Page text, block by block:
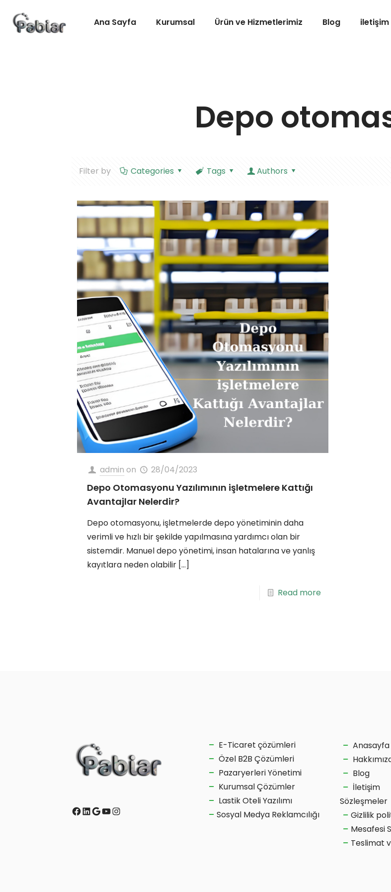
Ana Sayfa Kurumsal Ürün ve Hizmetlerimiz Blog iletişim
Depo
Filter by Categories Tags Authors
admin on 28/04/2023
Depo Otomasyonu Yazılımının işletmelere Kattığı
Avantajlar Nelerdir?
Depo otomasyonu, işletmelerde depo yönetiminin daha
verimli ve hızlı bir şekilde yapılmasına yardımcı olan bir
sistemdir. Manuel depo yönetimi, insan hatalarına ve yanlış
kayıtlara neden olabilir[…]
Read more
Facebook
LinkedIn
Google
YouTube
Instagram
E-Ticaret çözümleri
Özel B2B Çözümleri
Pazaryerleri Yönetimi
Kurumsal Çözümler
Lastik Oteli Yazılımı
Sosyal Medya Reklamcılığı
Anasayfa
Blog
İletişim
Sözleşmeler
Gizlilik
Mesafesi
Teslimat